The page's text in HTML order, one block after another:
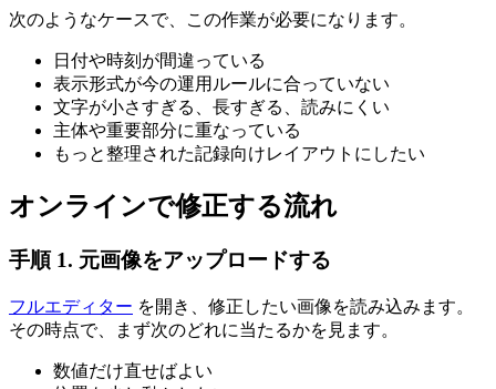
次のようなケースで、この作業が必要になります。
日付や時刻が間違っている
表示形式が今の運用ルールに合っていない
文字が小さすぎる、長すぎる、読みにくい
主体や重要部分に重なっている
もっと整理された記録向けレイアウトにしたい
オンラインで修正する流れ
手順 1. 元画像をアップロードする
フルエディター を開き、修正したい画像を読み込みます。
その時点で、まず次のどれに当たるかを見ます。
数値だけ直せばよい